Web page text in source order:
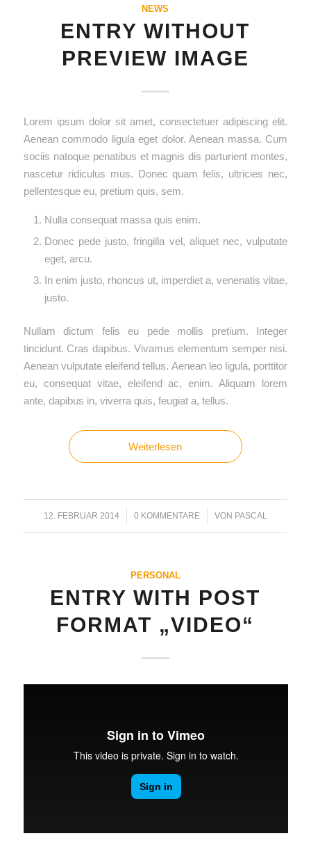
NEWS
ENTRY WITHOUT
PREVIEW IMAGE
Lorem ipsum dolor sit amet, consectetuer adipiscing elit.
Aenean commodo ligula eget dolor. Aenean massa. Cum
sociis natoque penatibus et magnis dis parturient montes,
nascetur ridiculus mus. Donec quam felis, ultricies nec,
pellentesque eu, pretium quis, sem.
Nulla consequat massa quis enim.
Donec pede justo, fringilla vel, aliquet nec, vulputate
eget, arcu.
In enim justo, rhoncus ut, imperdiet a, venenatis vitae,
justo.
Nullam dictum felis eu pede mollis pretium. Integer
tincidunt. Cras dapibus. Vivamus elementum semper nisi.
Aenean vulputate eleifend tellus. Aenean leo ligula, porttitor
eu, consequat vitae, eleifend ac, enim. Aliquam lorem
ante, dapibus in, viverra quis, feugiat a, tellus.
Weiterlesen
12. FEBRUAR 2014
/ 0 KOMMENTARE
/ VON PASCAL
PERSONAL
ENTRY WITH POST
FORMAT „VIDEO“